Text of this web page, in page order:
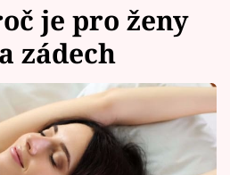
je pro ženy
zádech